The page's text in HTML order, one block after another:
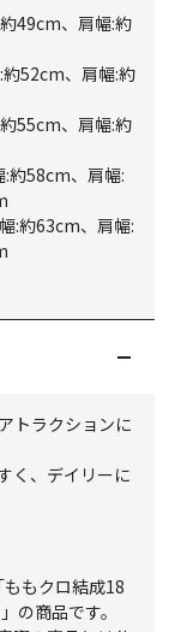
49cm、肩幅:約
52cm、肩幅:約
55cm、肩幅:約
約58cm、肩幅:
:約63cm、肩幅:
トラクションに
く、デイリーに
もクロ結成18
の商品です。